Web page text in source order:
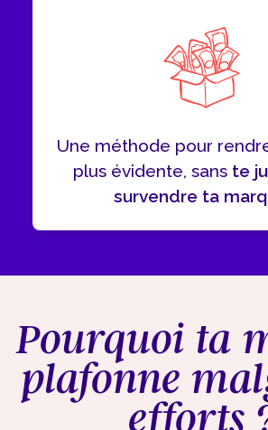
Une méthode pour
plus évidente, sans te
survendre ta
Pourquoi ta
plafonne
efforts